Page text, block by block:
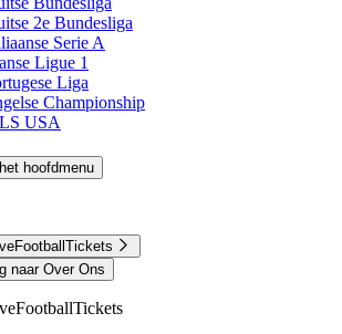
2e Bundesliga
Serie A
Ligue 1
Liga
Championship
USA
hoofdmenu
naar Over Ons